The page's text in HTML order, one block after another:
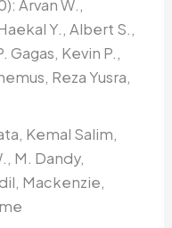
Arvan W.,
Y., Albert S.,
Gagas, Kevin P.,
Reza Yusra,
Kemal Salim,
M. Dandy,
Mackenzie,